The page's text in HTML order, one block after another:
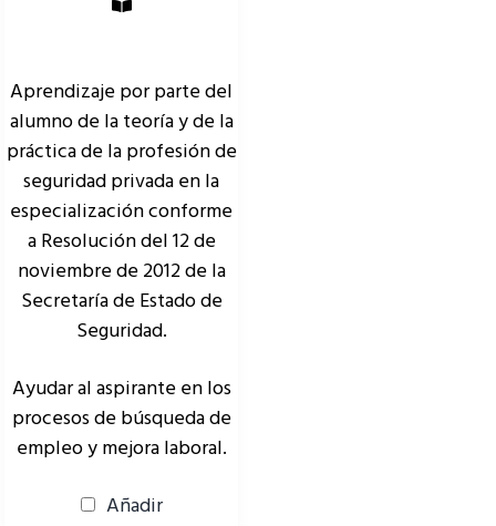
Aprendizaje por parte del
alumno de la teoría y de la
práctica de la profesión de
seguridad privada en la
especialización conforme
a Resolución del 12 de
noviembre de 2012 de la
Secretaría de Estado de
Seguridad.
Ayudar al aspirante en los
procesos de búsqueda de
empleo y mejora laboral.
Añadir